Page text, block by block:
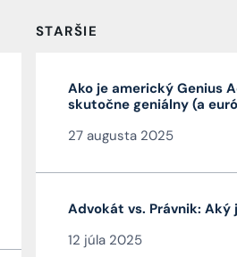
STARŠIE
Ako je americký Genius
skutočne geniálny (a
27 augusta 2025
Advokát vs. Právnik: Aký
12 júla 2025